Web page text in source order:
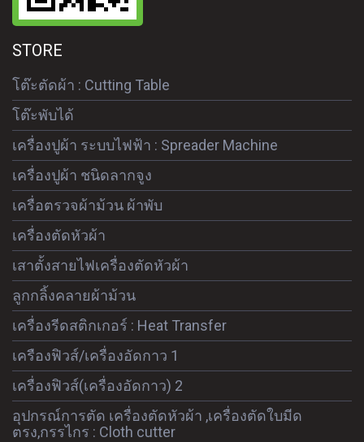
STORE
โต๊ะตัดผ้า : Cutting Table
โต๊ะพับได้
เครื่องปูผ้า ระบบไฟฟ้า : Spreader Machine
เครื่องปูผ้า ชนิดลากจูง
เครื่อตรวจผ้าม้วน ผ้าพับ
เครื่องตัดหัวผ้า
เสาตั้งสายไฟเครื่องตัดหัวผ้า
ลูกกลิ้งคลายผ้าม้วน
เครื่องรีดสติกเกอร์ : Heat Transfer
เครืองฟิวส์/เครื่องอัดกาว 1
เครื่องฟิวส์(เครื่องอัดกาว) 2
อุปกรณ์การตัด เครื่องตัดหัวผ้า ,เครื่องตัดใบมีด
ตรง,กรรไกร : Cloth cutter